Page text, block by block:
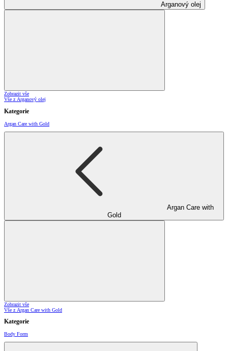
Arganový olej
Zobrazit vše
Vše z Arganový olej
Kategorie
Argan Care with Gold
Argan Care with
Gold
Zobrazit vše
Vše z Argan Care with Gold
Kategorie
Body Form